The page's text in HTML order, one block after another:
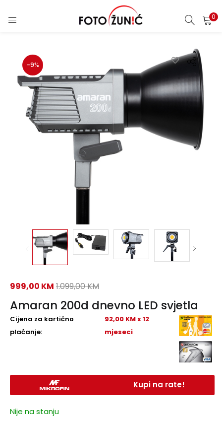
0
-9%
Amaran 200d dnevno LED svjetla
999,00 KM 1.099,00KM
Cijena za kartično
plaćanje:
92,00 KM x 12
mjeseci
Kupi na rate!
Nije na stanju